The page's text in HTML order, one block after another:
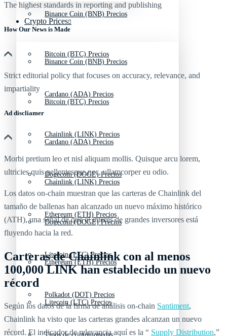
Binance Coin (BNB) Precios
Bitcoin (BTC) Precios
Cardano (ADA) Precios
Chainlink (LINK) Precios
Dogecoin (DOGE) Precios
Ethereum (ETH) Precios
Litecoin (LTC) Precios
Polkadot (DOT) Precios
Crypto Prices
Binance Coin (BNB) Precios
Bitcoin (BTC) Precios
Cardano (ADA) Precios
Chainlink (LINK) Precios
Dogecoin (DOGE) Precios
Ethereum (ETH) Precios
Litecoin (LTC) Precios
The highest standards in reporting and publishing
How Our News is Made
Strict editorial policy that focuses on accuracy, relevance, and
impartiality
Ad discliamer
Morbi pretium leo et nisl aliquam mollis. Quisque arcu lorem,
ultricies quis pellentesque nec, ullamcorper eu odio.
Los datos on-chain muestran que las carteras de Chainlink del
tamaño de ballenas han alcanzado un nuevo máximo histórico
(ATH), una señal de que el interés de grandes inversores está
fluyendo hacia la red.
Carteras de Chainlink con al menos
100,000 LINK han establecido un nuevo
récord
Según los datos de la firma de análisis on-chain Santiment,
Chainlink ha visto que las carteras grandes alcanzan un nuevo
récord. El indicador de relevancia aquí es la “ Supply Distribution,”